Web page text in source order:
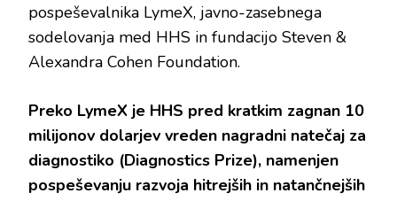
pospeševalnika LymeX, javno-zasebnega
sodelovanja med HHS in fundacijo Steven &
Alexandra Cohen Foundation.
Preko LymeX je HHS pred kratkim zagnan 10
milijonov dolarjev vreden nagradni natečaj za
diagnostiko (Diagnostics Prize), namenjen
pospeševanju razvoja hitrejših in natančnejših